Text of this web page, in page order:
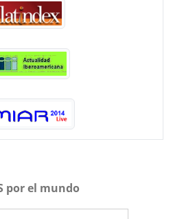
por el mundo